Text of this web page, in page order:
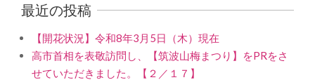
最近の投稿
【開花状況】令和8年3月5日（木）現在
高市首相を表敬訪問し、【筑波山梅まつり】をPRをさ
せていただきました。【２／１７】